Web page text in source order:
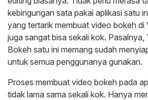
kebingungan sata pakai aplikasi satu
yang tertarik membuat video bokeh di
juga sangat bisa sekali kok.
Bokeh satu ini memang sudah
untuk semua penggunanya gunakan.
Proses membuat video bokeh pada
tidak lama sama sekali kok. Hanya